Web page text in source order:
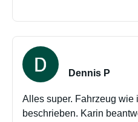
Dennis P
Alles super. Fahrzeug wie
beschrieben. Karin